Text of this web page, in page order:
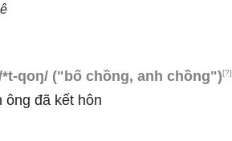
*t-qoŋ/ ("bố chồng, anh chồng")[?]
ông đã kết hôn